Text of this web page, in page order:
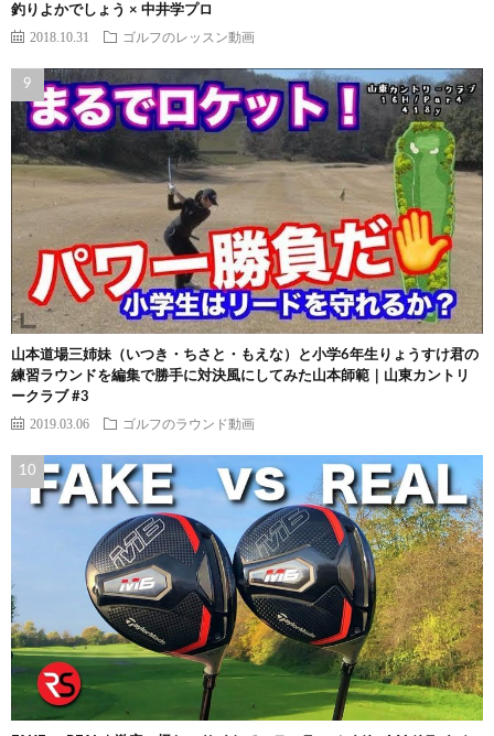
釣りよかでしょう × 中井学プロ
2018.10.31 ゴルフのレッスン動画
山本道場三姉妹（いつき・ちさと・もえな）と小学6年生りょうすけ君の
練習ラウンドを編集で勝手に対決風にしてみた山本師範｜山東カントリ
ークラブ #3
2019.03.06 ゴルフのラウンド動画